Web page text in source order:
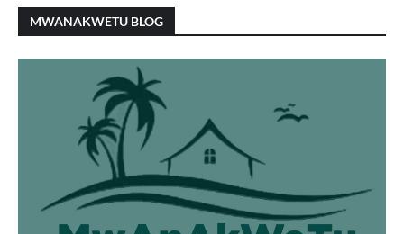
MWANAKWETU BLOG